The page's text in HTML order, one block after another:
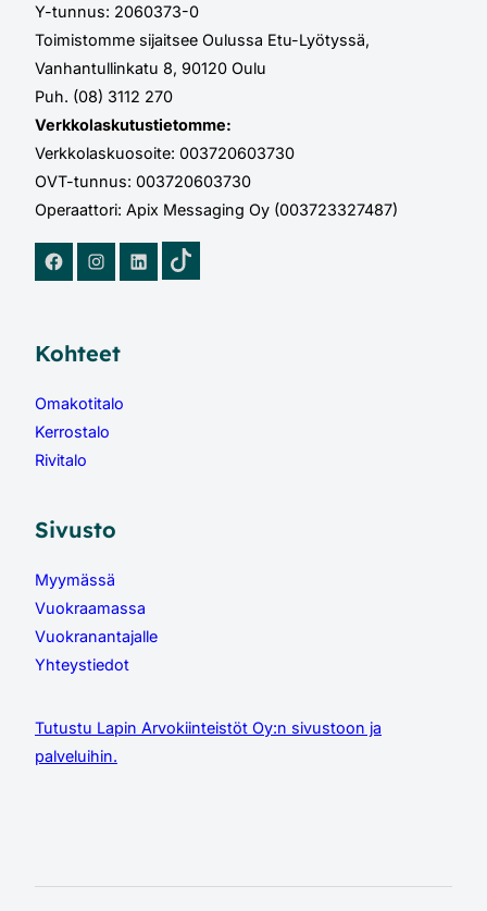
Y-tunnus: 2060373-0
Toimistomme sijaitsee Oulussa Etu-Lyötyssä,
Vanhantullinkatu 8, 90120 Oulu
Puh. (08) 3112 270
Verkkolaskutustietomme:
Verkkolaskuosoite: 003720603730
OVT-tunnus: 003720603730
Operaattori: Apix Messaging Oy (003723327487)
FacebookInstagramLinkedInTikTok
Kohteet
Omakotitalo
Kerrostalo
Rivitalo
Sivusto
Myymässä
Vuokraamassa
Vuokranantajalle
Yhteystiedot
Tutustu Lapin Arvokiinteistöt Oy:n sivustoon ja
palveluihin.